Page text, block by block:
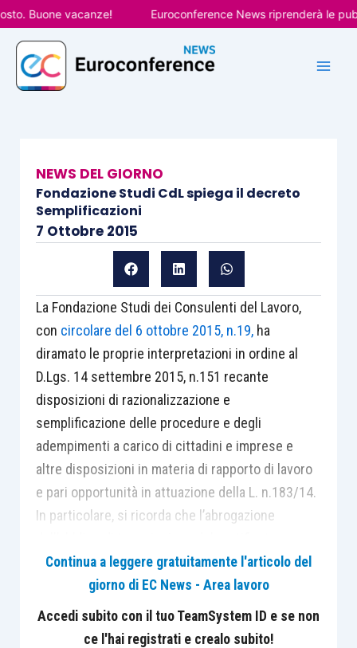
Vai
al
contenuto
Buone vacanze! Euroconference News riprenderà le
NEWS DEL GIORNO
Fondazione Studi CdL spiega il decreto
Semplificazioni
7 Ottobre 2015
La Fondazione Studi dei Consulenti del Lavoro,
con circolare del 6 ottobre 2015, n.19,ha
diramato le proprie interpretazioni in ordine al
D.Lgs. 14 settembre 2015, n.151 recante
disposizioni di razionalizzazione e
semplificazione delle procedure e degli
adempimenti a carico di cittadini e imprese e
altre disposizioni in materia di rapporto di lavoro
e pari opportunità in attuazione della L. n.183/14.
In particolare, si ricorda che l’abrogazione
medico a carico del datore di lavoro, in caso di
infortunio sul lavoro, e dell’invio della denuncia
alla Autorità di Pubblica Sicurezza avranno
efficacia a decorrere dal centottantesimo giorno
Continua a leggere gratuitamente l'articolo del
giorno di EC News - Area lavoro
Accedi subito con il tuo TeamSystem ID e se non
ce l'hai registrati e crealo subito!